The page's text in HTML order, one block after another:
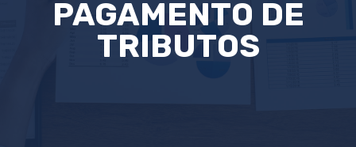
PAGAMENTO DE
TRIBUTOS